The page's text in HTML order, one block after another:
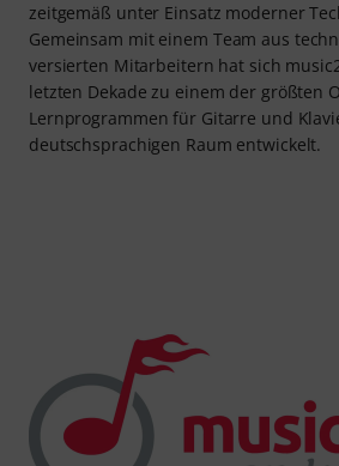
zeitgemäß unter Einsatz moderner
Gemeinsam mit einem Team aus
versierten Mitarbeitern hat sich
letzten Dekade zu einem der größten
Lernprogrammen für Gitarre und
deutschsprachigen Raum entwickelt.